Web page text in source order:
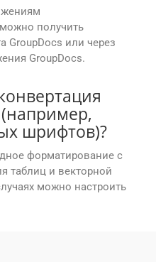
получить
GroupDocs или через
GroupDocs.
шрифтов)?
форматирование с
таблиц и векторной
можно настроить